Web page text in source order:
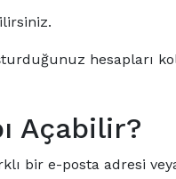
hesapları
Açabilir?
bir e-posta adresi